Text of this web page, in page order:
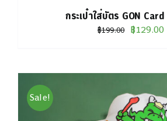
กระเป๋าใส่บัตร GON
฿199.00 Original
฿199.00.
฿129.00
Sale!